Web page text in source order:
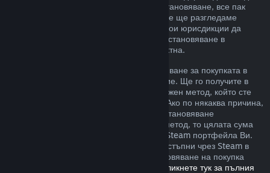
извън описаните от нас правила за възстановяване, все пак
можете да изискате възстановяване и ние ще разгледаме
случая. Възможно е потребителите в някои юрисдикции да
разполагат с допълнителни права за възстановяване в
обстоятелства, при които играта е дефектна.
Ще Ви бъде отпуснато пълно възстановяване за покупката в
рамките на една седмица след одобрение. Ще го получите в
Steam портфейла или чрез същия платежен метод, който сте
използвали, за да направите покупката. Ако по някаква причина,
Steam няма възможност да отпусне възстановяване
посредством първоначалния платежен метод, то цялата сума
ще бъде предоставена като кредит към Steam портфейла Ви.
(Възможно е някои платежни методи, достъпни чрез Steam в
държавата Ви, да не поддържат възстановяване на покупка
Кликнете тук за пълния